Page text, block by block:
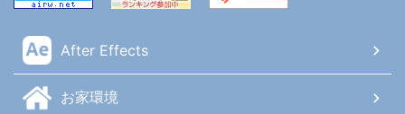
After Effects
お家環境